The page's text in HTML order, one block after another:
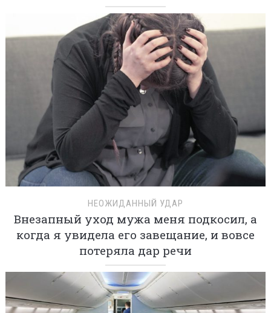
НЕОЖИДАННЫЙ УДАР
Внезапный уход мужа меня подкосил, а
когда я увидела его завещание, и вовсе
потеряла дар речи